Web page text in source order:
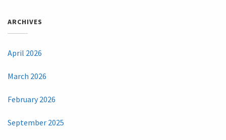
ARCHIVES
April 2026
March 2026
February 2026
September 2025